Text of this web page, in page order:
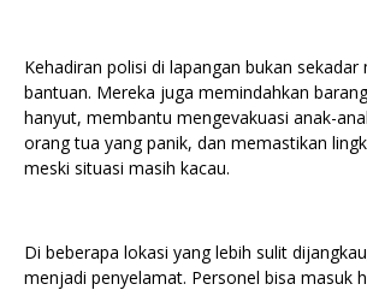
Kehadiran polisi di lapangan bukan sekadar
bantuan. Mereka juga memindahkan
hanyut, membantu mengevakuasi anak-
orang tua yang panik, dan memastikan
meski situasi masih kacau.
Di beberapa lokasi yang lebih sulit
menjadi penyelamat. Personel bisa masuk